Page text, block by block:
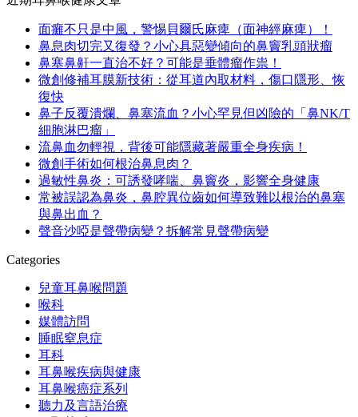
面癱不只是中風，警惕貝爾氏麻痺（面神經麻痺）！
鼻息肉切完又復發？小心具惡變傾向的鼻竇乳頭狀瘤
鼻塞鼻鼾一直治不好？可能是垂體瘤作祟！
微創修補耳膜新技術：從耳道內取材料，傷口隱形、恢
復快
鼻子反覆潰爛、鼻塞流血？小心罕見但凶險的「鼻NK/T
細胞淋巴瘤」
流鼻血勿輕視，背後可能隱藏著嚴重全身疾病！
微創手術如何根治鼻息肉？
過敏性鼻炎：可誘發哮喘、鼻竇炎，影響全身健康
常被誤認為鼻炎，鼻腔異位齒如何導致難以根治的鼻塞
與鼻出血？
聲音沙啞是聲帶病變？拆解常見聲帶病變
Categories
兒童耳鼻喉問題
喉科
媒體訪問
睡眠窒息症
耳科
耳鼻喉疾病與健康
耳鼻喉癌症系列
聽力及言語治療